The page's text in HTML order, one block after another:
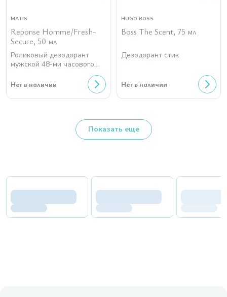
MATIS
Reponse Homme/Fresh-
Secure, 50 мл
Роликовый дезодорант
мужской 48-ми часового
Нет в наличии
HUGO BOSS
Boss The Scent, 75 мл
Дезодорант стик
Нет в наличии
Показать еще